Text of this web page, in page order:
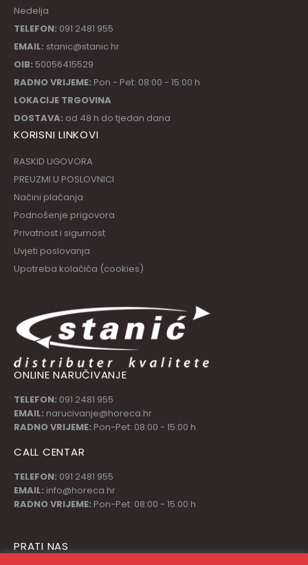
Nedelja
TELEFON: 091 2481 955
EMAIL: stanic@stanic.hr
OIB: 50056415529
RADNO VRIJEME: Pon - Pet: 08:00 - 15:00 h
LOKACIJE TRGOVINA
DOSTAVA: od 48 h do tjedan dana
KORISNI LINKOVI
RASKID UGOVORA
PREUZMI U POSLOVNICI
Načini plaćanja
Podnošenje prigovora
Privatnost i sigurnost
Uvjeti poslovanja
Upotreba kolačića (cookies)
ONLINE NARUČIVANJE
TELEFON: 091 2481 955
EMAIL: narucivanje@horeca.hr
RADNO VRIJEME: Pon-Pet: 08:00 - 15:00 h
CALL CENTAR
TELEFON: 091 2481 955
EMAIL: info@horeca.hr
RADNO VRIJEME: Pon-Pet: 08:00 - 15:00 h
PRATI NAS